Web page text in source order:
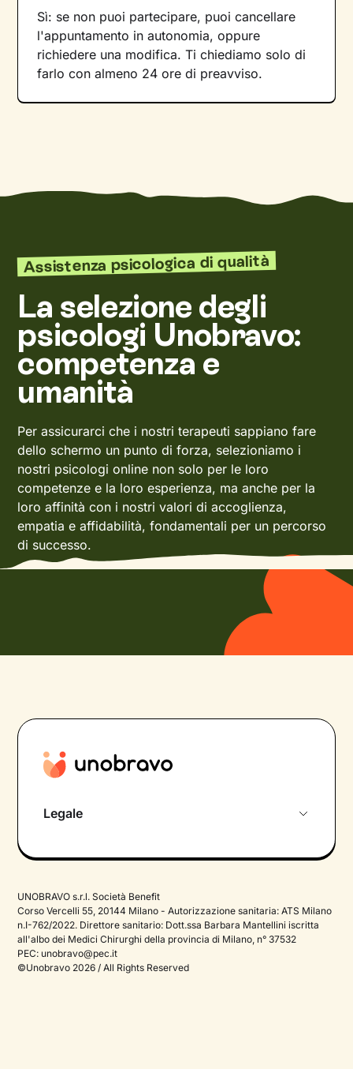
Sì: se non puoi partecipare, puoi cancellare
l'appuntamento in autonomia, oppure
richiedere una modifica. Ti chiediamo solo di
farlo con almeno 24 ore di preavviso.
Assistenza psicologica di qualità
La selezione degli
psicologi Unobravo:
competenza e
umanità
Per assicurarci che i nostri terapeuti sappiano fare
dello schermo un punto di forza, selezioniamo i
nostri psicologi online non solo per le loro
competenze e la loro esperienza, ma anche per la
loro affinità con i nostri valori di accoglienza,
empatia e affidabilità, fondamentali per un percorso
di successo.
Legale
Cookie Policy
UNOBRAVO s.r.l. Società Benefit
Corso Vercelli 55, 20144 Milano - Autorizzazione sanitaria: ATS Milano
n.I-762/2022. Direttore sanitario: Dott.ssa Barbara Mantellini iscritta
all'albo dei Medici Chirurghi della provincia di Milano, n° 37532
PEC: unobravo@pec.it
©Unobravo 2026 / All Rights Reserved